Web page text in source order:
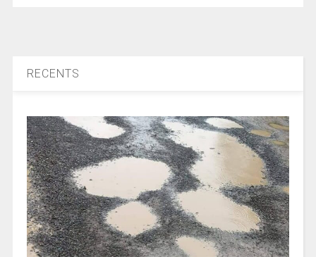
RECENTS